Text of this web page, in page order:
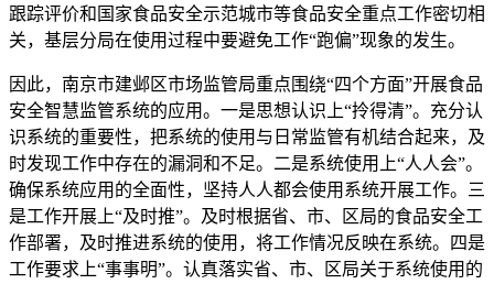
跟踪评价和国家食品安全示范城市等食品安全重点工作密切相
关，基层分局在使用过程中要避免工作“跑偏”现象的发生。
因此，南京市建邺区市场监管局重点围绕“四个方面”开展食品
安全智慧监管系统的应用。一是思想认识上“拎得清”。充分认
识系统的重要性，把系统的使用与日常监管有机结合起来，及
时发现工作中存在的漏洞和不足。二是系统使用上“人人会”。
确保系统应用的全面性，坚持人人都会使用系统开展工作。三
是工作开展上“及时推”。及时根据省、市、区局的食品安全工
作部署，及时推进系统的使用，将工作情况反映在系统。四是
工作要求上“事事明”。认真落实省、市、区局关于系统使用的